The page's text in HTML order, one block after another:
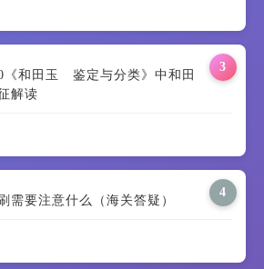
3
和田玉 鉴定与分类》中和田
解读
4
需要注意什么（海关答疑）